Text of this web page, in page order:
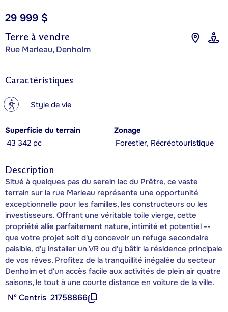
Terre à vendre
Rue Marleau, Denholm
29 999 $
Caractéristiques
? Style de vie
Superficie du terrain
43 342 pc
Zonage
Forestier, Récréotouristique
Description
Situé à quelques pas du serein lac du Prêtre, ce vaste
terrain sur la rue Marleau représente une opportunité
exceptionnelle pour les familles, les constructeurs ou les
investisseurs. Offrant une véritable toile vierge, cette
propriété allie parfaitement nature, intimité et potentiel --
que votre projet soit d'y concevoir un refuge secondaire
paisible, d'y installer un VR ou d'y bâtir la résidence principale
de vos rêves. Profitez de la tranquillité inégalée du secteur
Denholm et d'un accès facile aux activités de plein air quatre
saisons, le tout à une courte distance en voiture de la ville.
Nº Centris 21758866